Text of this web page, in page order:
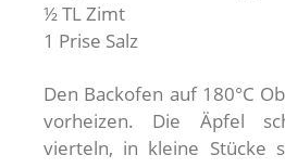
½ TL Zimt
1 Prise Salz
Den Backofen auf 180°C
vorheizen. Die Äpfel
vierteln, in kleine Stücke